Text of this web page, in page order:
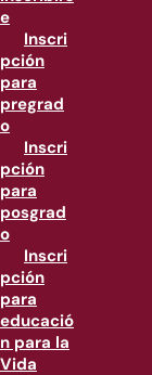
e
Inscri
pción
para
pregrad
o
Inscri
pción
para
posgrad
o
Inscri
pción
para
educació
n para la
Vida